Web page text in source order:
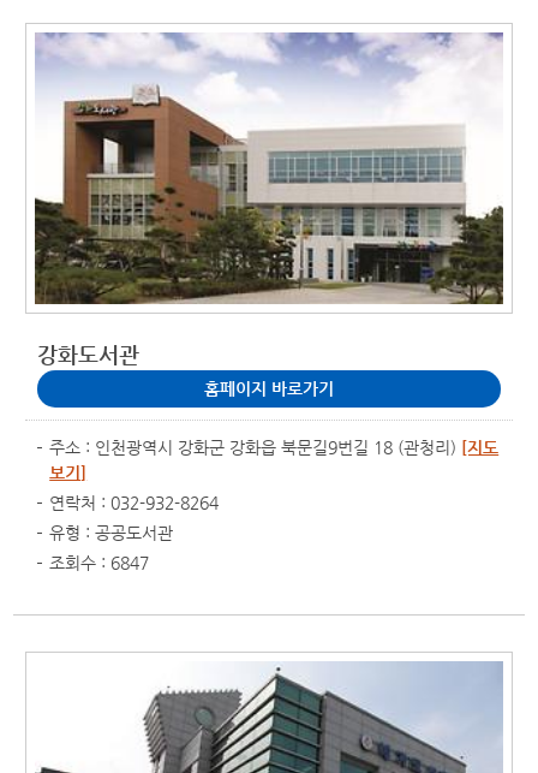
강화도서관
홈페이지 바로가기
주소 : 인천광역시 강화군 강화읍 북문길9번길 18 (관청리) [지도
보기]
연락처 : 032-932-8264
유형 : 공공도서관
조회수 : 6847